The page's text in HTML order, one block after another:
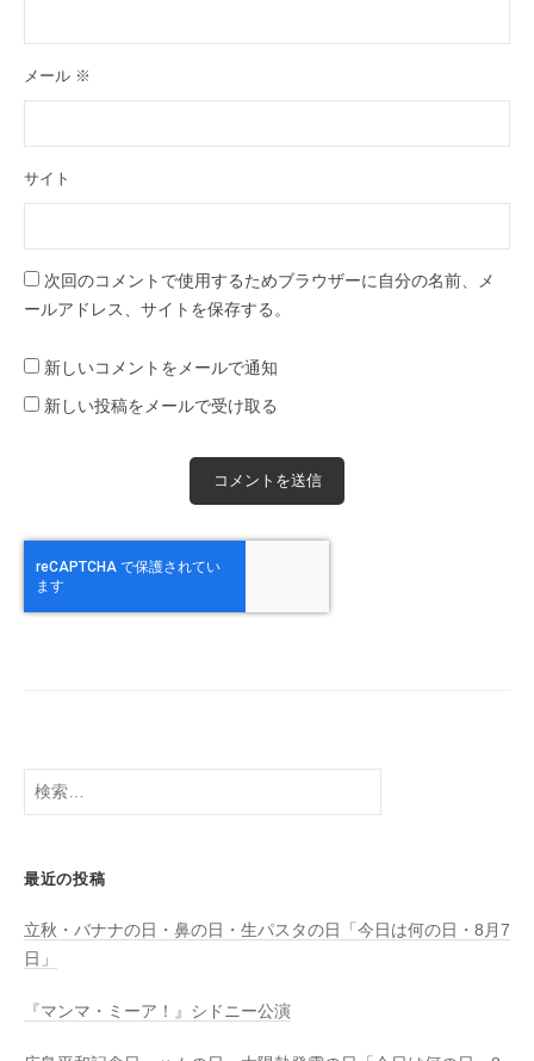
メール ※
サイト
次回のコメントで使用するためブラウザーに自分の名前、メ
ールアドレス、サイトを保存する。
新しいコメントをメールで通知
新しい投稿をメールで受け取る
検
索:
最近の投稿
立秋・バナナの日・鼻の日・生パスタの日「今日は何の日・8月7
日」
『マンマ・ミーア！』シドニー公演